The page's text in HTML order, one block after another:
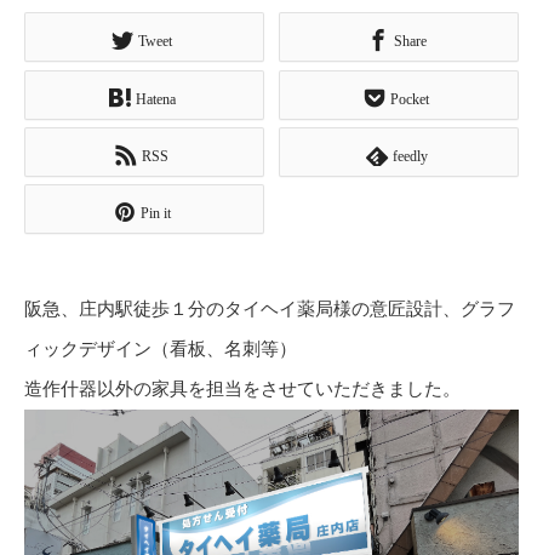
Tweet Share
Hatena Pocket
RSS feedly
Pin it
阪急、庄内駅徒歩１分のタイヘイ薬局様の意匠設計、グラフ
ィックデザイン（看板、名刺等）
造作什器以外の家具を担当をさせていただきました。